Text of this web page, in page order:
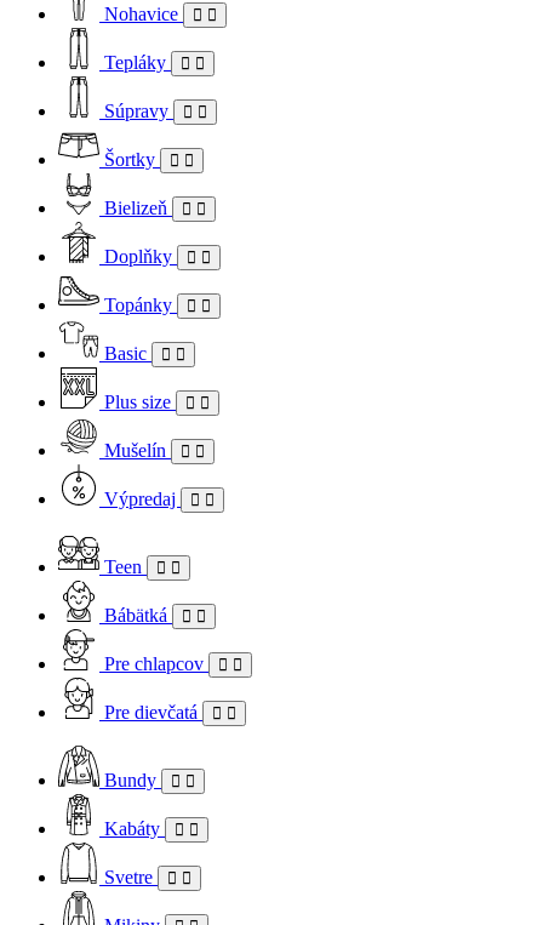
Nohavice
Tepláky
Súpravy
Šortky
Bielizeň
Doplňky
Topánky
Basic
Plus size
Mušelín
Výpredaj
Teen
Bábätká
Pre chlapcov
Pre dievčatá
Bundy
Kabáty
Svetre